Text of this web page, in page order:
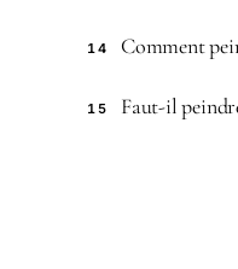
14 Comment
15 Faut-il